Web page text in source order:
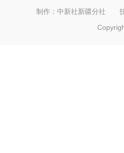
制作：中新社新疆分社